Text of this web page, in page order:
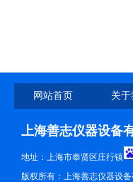
网站首页 关
上海善志仪器设备
地址：上海市奉贤区庄行镇
版权所有：上海善志仪器设